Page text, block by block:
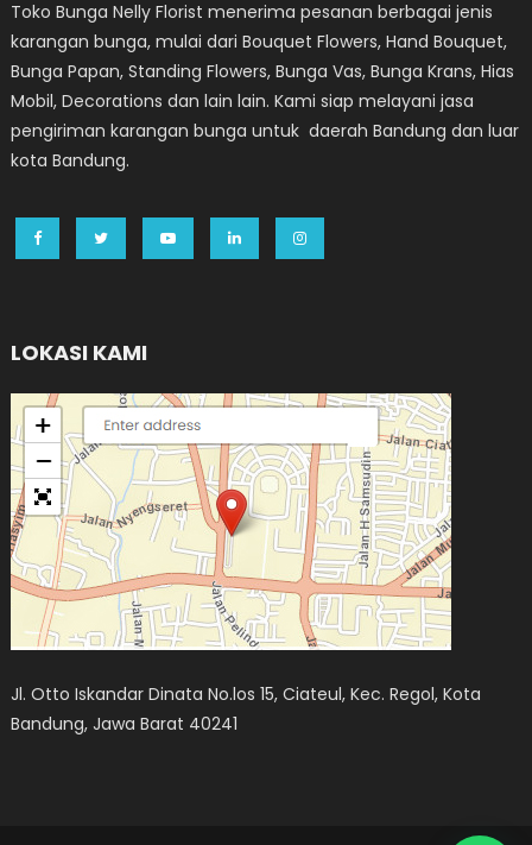
Toko Bunga Nelly Florist menerima pesanan berbagai jenis
karangan bunga, mulai dari Bouquet Flowers, Hand Bouquet,
Bunga Papan, Standing Flowers, Bunga Vas, Bunga Krans, Hias
Mobil, Decorations dan lain lain. Kami siap melayani jasa
pengiriman karangan bunga untuk daerah Bandung dan luar
kota Bandung.
LOKASI KAMI
Jl. Otto Iskandar Dinata No.los 15, Ciateul, Kec. Regol, Kota
Bandung, Jawa Barat 40241